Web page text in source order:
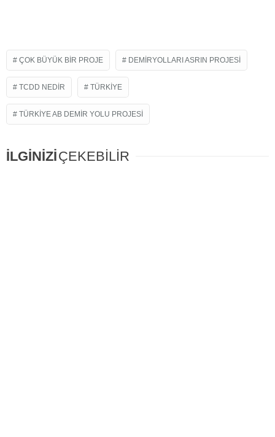
ÇOK BÜYÜK BIR PROJE DEMIRYOLLARI ASRIN PROJESI
TCDD NEDIR TÜRKIYE
TÜRKIYE AB DEMIR YOLU PROJESI
İLGİNİZİÇEKEBİLİR